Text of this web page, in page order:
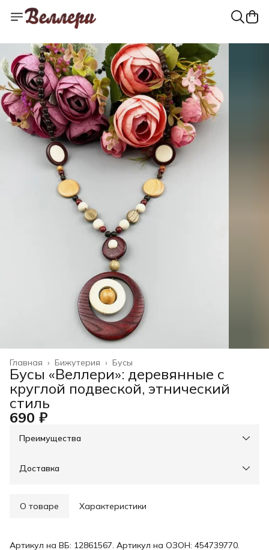
Бусы
Бижутерия ›
Главная ›
Бусы «Веллери»: деревянные с
круглой подвеской, этнический
стиль
690 ₽
Преимущества
При оплате онлайн - скидка на доставку 30%, свыше
Доставка
О товаре Характеристики
Артикул на ВБ: 12861567. Артикул на ОЗОН: 454739770.